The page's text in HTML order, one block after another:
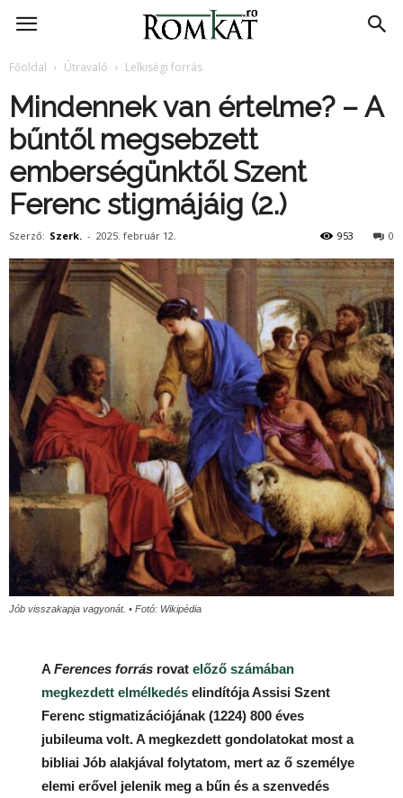
RomKat.ro
Főoldal Útravaló Lelkiségi forrás
Mindennek van értelme? – A
bűntől megsebzett
emberségünktől Szent
Ferenc stigmájáig (2.)
Szerző: Szerk. - 2025. február 12. 0
953
Jób visszakapja vagyonát. • Fotó: Wikipédia
A Ferences forrásrovatelőző számában
megkezdett elmélkedéselindítója Assisi Szent
Ferenc stigmatizációjának (1224) 800 éves
jubileuma volt. A megkezdett gondolatokat most a
bibliai Jób alakjával folytatom, mert az ő személye
elemi erővel jelenik meg a bűn és a szenvedés